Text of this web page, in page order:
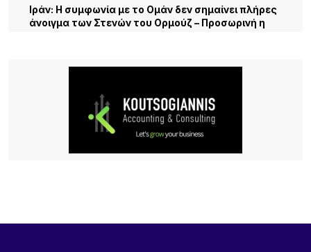
Iράν: Η συμφωνία με το Ομάν δεν σημαίνει πλήρες
άνοιγμα των Στενών του Ορμούζ – Προσωρινή η
9 ΏΡΕΣ ΠΡΙΝ
Ενίσχυση έως 1.000 ευρώ για κάθε τετραγωνικό
μέτρο για τα “κόκκινα” σπίτια – Στο κράτος τα
έξοδα κατεδάφισης